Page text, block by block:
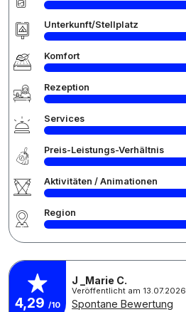
Unterkunft/Stellplatz
Komfort
Rezeption
Services
Preis-Leistungs-Verhältnis
Aktivitäten / Animationen
Region
4,29 /10
J _Marie C.
Veröffentlicht am 13.07.2026
Spontane Bewertung